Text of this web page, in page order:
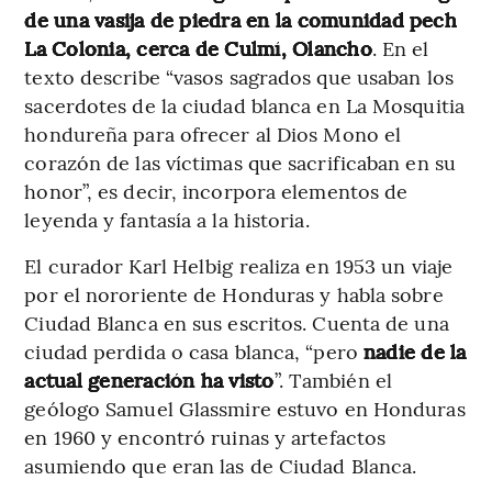
de una vasija de piedra en la comunidad pech
La Colonia, cerca de Culmí, Olancho. En el
texto describe “vasos sagrados que usaban los
sacerdotes de la ciudad blanca en La Mosquitia
hondureña para ofrecer al Dios Mono el
corazón de las víctimas que sacrificaban en su
honor”, es decir, incorpora elementos de
leyenda y fantasía a la historia.
El curador Karl Helbig realiza en 1953 un viaje
por el nororiente de Honduras y habla sobre
Ciudad Blanca en sus escritos. Cuenta de una
ciudad perdida o casa blanca, “pero nadie de la
actual generación ha visto”. También el
geólogo Samuel Glassmire estuvo en Honduras
en 1960 y encontró ruinas y artefactos
asumiendo que eran las de Ciudad Blanca.